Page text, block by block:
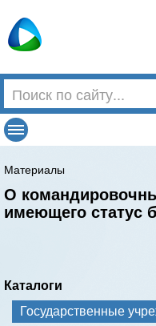
Материалы
О
имеющего статус
Каталоги
Государственные